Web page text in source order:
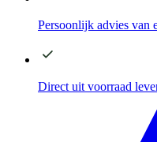
Persoonlijk advies van
Direct uit voorraad